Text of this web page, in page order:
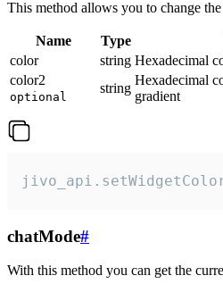
This method allows you to change
Name Type
color
string Hexadecimal
color2
optional
string
Hexadecimal
gradient
chatMode#
With this method you can get the